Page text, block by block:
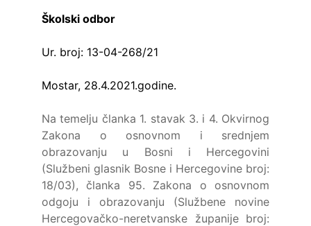
Školski odbor
Ur. broj: 13-04-268/21
Mostar, 28.4.2021.godine.
Na temelju članka 1. stavak 3. i 4. Okvirnog
Zakona o osnovnom i srednjem
obrazovanju u Bosni i Hercegovini
(Službeni glasnik Bosne i Hercegovine broj:
18/03), članka 95. Zakona o osnovnom
odgoju i obrazovanju (Službene novine
Hercegovačko-neretvanske županije broj: